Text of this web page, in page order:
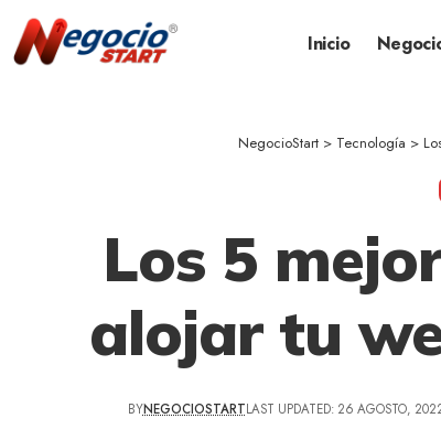
Inicio
NegocioStart > Tecnología >
Los 5
alojar tu
BYNEGOCIOSTARTLAST UPDATED: 26 AGOSTO,